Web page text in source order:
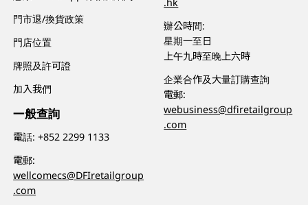
門市退/換貨政策
門店位置
牌照及許可證
加入我們
一般查詢
電話:+852 2299 1133
電郵:
wellcomecs@DFIretailgroup
.com
辦公時間:
星期一至日
上午九時至晚上六時
企業合作及大量訂購查詢
電郵:
webusiness@dfiretailgroup
.com